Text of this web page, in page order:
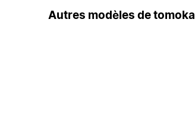
Autres modèles de tomoka